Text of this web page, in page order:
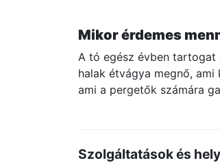
Mikor érdemes
A tó egész évben tartogat
halak étvágya megnő,
ami a pergetők számára
Szolgáltatások és